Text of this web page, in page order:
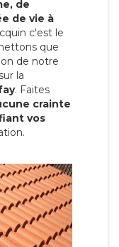
de
de vie à
c'est le
que
de notre
la
. Faites
crainte
vos